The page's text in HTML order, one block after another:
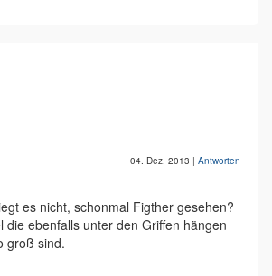
04. Dez. 2013 | Antworten
es nicht, schonmal Figther gesehen?
die ebenfalls unter den Griffen hängen
groß sind.